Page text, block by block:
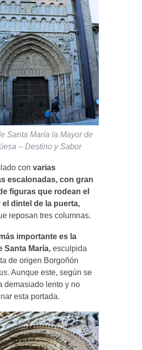
Santa María la Mayor de
– Destino y Sabor
con varias
escalonadas, con gran
figuras que rodean el
dintel de la puerta,
reposan tres columnas.
importante es la
Santa María,esculpida
de origen Borgoñón
. Aunque este, según se
demasiado lento y no
esta portada.